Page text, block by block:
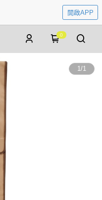
開啟APP
0
1/1